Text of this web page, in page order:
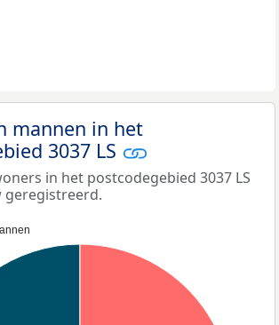
mannen in het
3037 LS
in het postcodegebied 3037 LS
geregistreerd.